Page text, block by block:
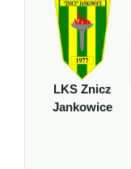
LKS Znicz
Jankowice